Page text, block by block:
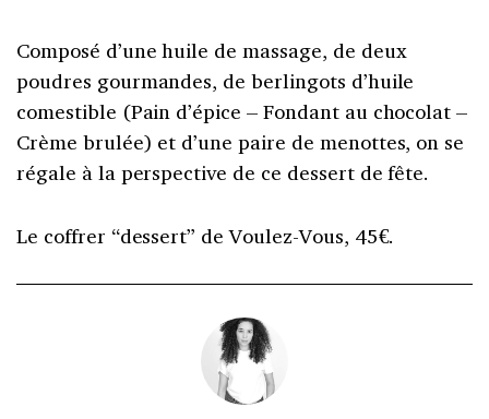
Composé d’une huile de massage, de deux
poudres gourmandes, de berlingots d’huile
comestible (Pain d’épice – Fondant au chocolat –
Crème brulée) et d’une paire de menottes, on se
régale à la perspective de ce dessert de fête.
Le coffrer “dessert” de Voulez-Vous, 45€.